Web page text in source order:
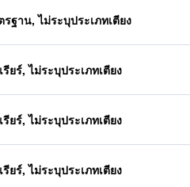
รฐาน, ไม่ระบุประเภทเตียง
ยร์, ไม่ระบุประเภทเตียง
ยร์, ไม่ระบุประเภทเตียง
ยร์, ไม่ระบุประเภทเตียง